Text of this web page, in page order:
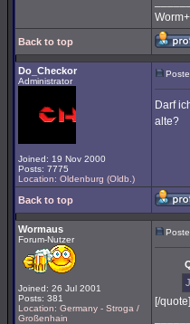
Back to top
Do_Checkor
Administrator
Joined: 19 Nov 2000
Posts: 7775
Location: Oldenburg (Oldb.)
Darf
alte?
Back to top
Wormaus
Forum-Nutzer
Joined: 26 Jul 2001
Posts: 381
Location: Germany - Stroga /
Großenhain
[/quote]